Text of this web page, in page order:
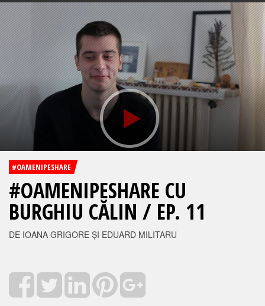
#OAMENIPESHARE
#OAMENIPESHARE CU
BURGHIU CĂLIN / EP. 11
DE IOANA GRIGORE ȘI EDUARD MILITARU